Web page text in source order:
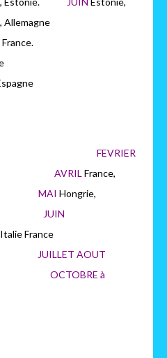
Allemagne
France.
France. FEVRIER
AVRIL France,
MAI Hongrie,
JUIN
Croatie Italie France
JUILLET AOUT
OCTOBRE à